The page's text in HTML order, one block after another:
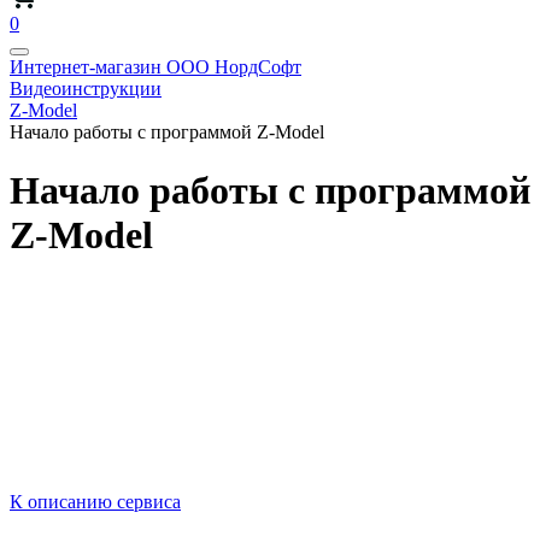
0
Интернет-магазин ООО НордСофт
Видеоинструкции
Z-Model
Начало работы с программой Z-Model
Начало работы с программой
Z-Model
К описанию сервиса